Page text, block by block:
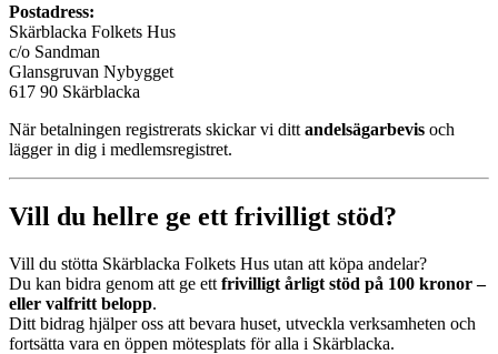
Postadress:
Skärblacka Folkets Hus
c/o Sandman
Glansgruvan Nybygget
617 90 Skärblacka
När betalningen registrerats skickar vi ditt andelsägarbevis och
lägger in dig i medlemsregistret.
Vill du hellre ge ett frivilligt stöd?
Vill du stötta Skärblacka Folkets Hus utan att köpa andelar?
Du kan bidra genom att ge ett frivilligt årligt stöd på 100 kronor –
eller valfritt belopp.
Ditt bidrag hjälper oss att bevara huset, utveckla verksamheten och
fortsätta vara en öppen mötesplats för alla i Skärblacka.